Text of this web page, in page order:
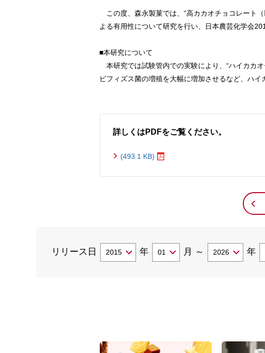
この度、森永製菓では、“高カカオチョコレート
よる有用性について研究を行い、日本農芸化学会
■本研究について
本研究では試験管内での実験により、“ハイカカ
ビフィズス菌の増殖を大幅に増加させるなど、ハ
詳しくはPDFをご覧ください。
(493.1 KB)
リリース日 年 月 ～ 年